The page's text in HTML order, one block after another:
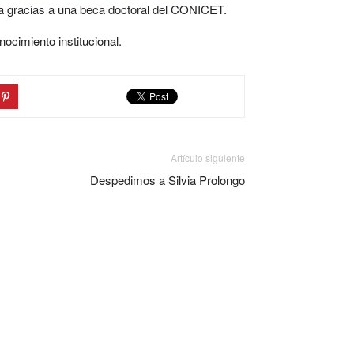
a una beca doctoral del CONICET.
institucional.
Artículo siguiente
Despedimos a Silvia Prolongo